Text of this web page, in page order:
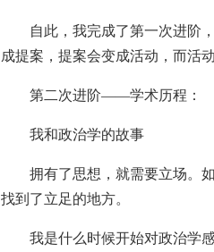
自此，我完成了第一次进阶，
成提案，提案会变成活动，而活
第二次进阶——学术历程：
我和政治学的故事
拥有了思想，就需要立场。如
找到了立足的地方。
我是什么时候开始对政治学感